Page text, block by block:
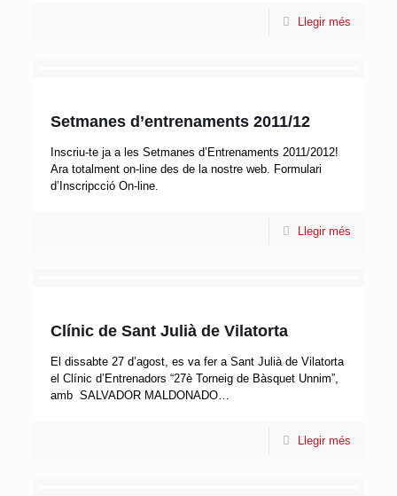
Llegir més
Setmanes d’entrenaments 2011/12
Inscriu-te ja a les Setmanes d’Entrenaments 2011/2012!
Ara totalment on-line des de la nostre web. Formulari
d’Inscripcció On-line.
Llegir més
Clínic de Sant Julià de Vilatorta
El dissabte 27 d’agost, es va fer a Sant Julià de Vilatorta
el Clínic d’Entrenadors “27è Torneig de Bàsquet Unnim”,
amb SALVADOR MALDONADO…
Llegir més